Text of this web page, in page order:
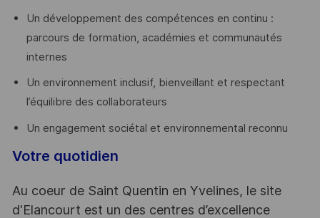
Un développement des compétences en continu :
parcours de formation, académies et communautés
internes
Un environnement inclusif, bienveillant et respectant
l’équilibre des collaborateurs
Un engagement sociétal et environnemental reconnu
Votre quotidien
Au coeur de Saint Quentin en Yvelines, le site
d'Elancourt est un des centres d’excellence